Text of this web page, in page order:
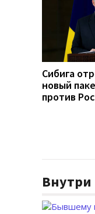
Сибига
новый
против